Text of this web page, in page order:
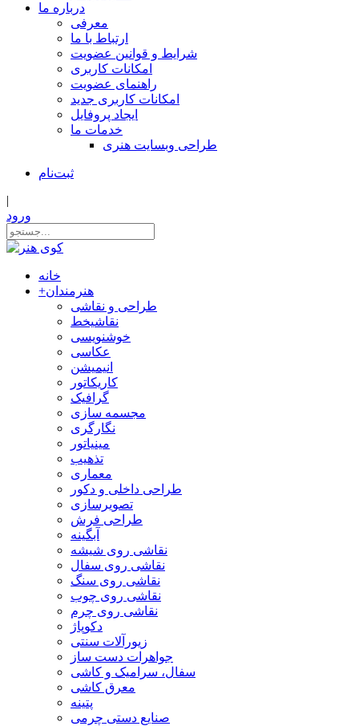
درباره ما
معرفی
ارتباط با ما
شرایط و قوانین عضویت
امکانات کاربری
راهنمای عضویت
امکانات کاربری جدید
ایجاد پروفایل
خدمات ما
طراحی وبسایت هنری
ثبت‌نام
|
ورود
خانه
+هنرمندان
طراحی و نقاشی
نقاشیخط
خوشنویسی
عکاسی
انیمیشن
کاریکاتور
گرافیک
مجسمه سازی
نگارگری
مینیاتور
تذهیب
معماری
طراحی داخلی و دکور
تصویرسازی
طراحی فرش
آبگینه
نقاشی روی شیشه
نقاشی روی سفال
نقاشی روی سنگ
نقاشی روی چوب
نقاشی روی چرم
دکوپاژ
زیورآلات سنتی
جواهرات دست ساز
سفال، سرامیک و کاشی
معرق کاشی
پتینه
صنایع دستی چرمی